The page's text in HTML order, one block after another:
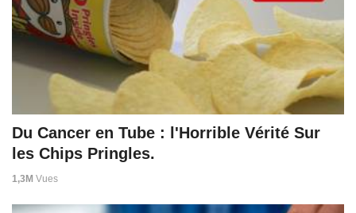
Du Cancer en Tube : l'Horrible Vérité Sur
les Chips Pringles.
1,3M Vues